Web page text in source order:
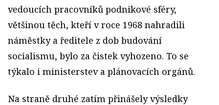
vedoucích pracovníků podnikové sféry,
většinou těch, kteří v roce 1968 nahradili
náměstky a ředitele z dob budování
socialismu, bylo za čistek vyhozeno. To se
týkalo i ministerstev a plánovacích orgánů.
Na straně druhé zatím přinášely výsledky